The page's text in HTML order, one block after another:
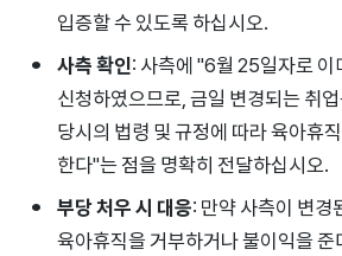
입증할 수 있도록 하십시오.
사측 확인: 사측에 "6월 25일자로 이
신청하였으므로, 금일 변경되는 취
당시의 법령 및 규정에 따라 육아휴
한다"는 점을 명확히 전달하십시오.
부당 처우 시 대응: 만약 사측이 변
육아휴직을 거부하거나 불이익을 준